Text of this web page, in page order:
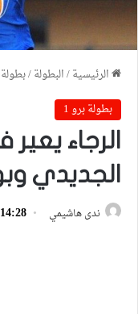
الرئيسية/البطولة/بطولة
بطولة برو 1
الرجاء
الجديدي
ندى هاشيمي 14:28 | 30 أغسطس، 2022